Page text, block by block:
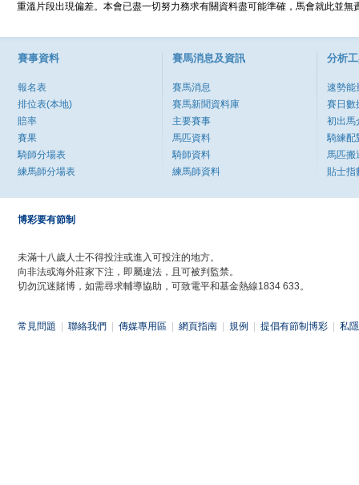
重溫片段出現偏差。本會已盡一切努力務求有關資料盡可能準確，馬會就此並
賽事資料
報名表
排位表(本地)
賠率
賽果
騎師分場表
練馬師分場表
賽馬消息及資訊
賽馬消息
賽馬新聞資料庫
主要賽事
馬匹資料
騎師資料
練馬師資料
分析
速勢能
賽日數
初出馬
騎練配
馬匹搬
貼士指
博彩要有節制
未滿十八歲人士不得投注或進入可投注的地方。
向非法或海外莊家下注，即屬違法，且可被判監禁。
切勿沉迷賭博，如需尋求輔導協助，可致電平和基金熱線1834 633。
常見問題 聯絡我們 傳媒專用區 網頁指南 規例 提倡有節制博彩 私